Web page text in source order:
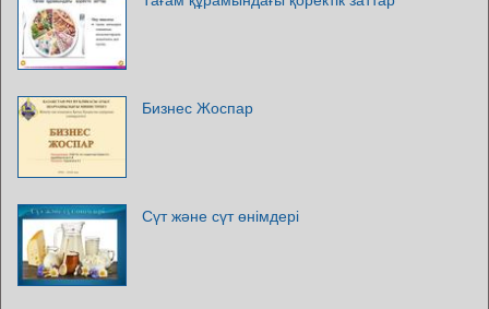
Бизнес Жоспар
Сүт және сүт өнімдері